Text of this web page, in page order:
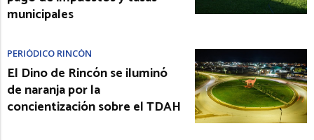
municipales
PERIÓDICO RINCÓN
El Dino de Rincón se iluminó
de naranja por la
concientización sobre el TDAH